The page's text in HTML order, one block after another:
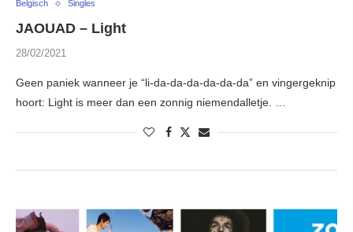
Belgisch Singles
JAOUAD – Light
28/02/2021
Geen paniek wanneer je “li-da-da-da-da-da-da” en vingergeknip
hoort: Light is meer dan een zonnig niemendalletje. …